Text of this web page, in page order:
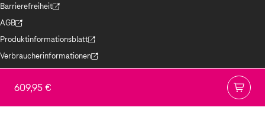
609,95 €
Barrierefreiheit
(Der Link wird in einem neuen Tab geöffnet)
AGB
(Der Link wird in einem neuen Tab geöffnet)
Produktinformationsblatt
(Der Link wird in einem neuen Tab geöffnet)
Verbraucherinformationen
(Der Link wird in einem neuen Tab geöffnet)
Hinweise ElektroG/BattG
(Der Link wird in einem neuen Tab geöffnet)